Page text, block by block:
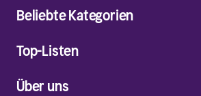
Über uns
Beliebte Kategorien
Top-Listen